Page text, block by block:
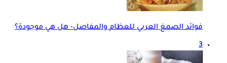
فوائد الصمغ العربي للعظام والمفاصل- هل هي موجودة؟
3